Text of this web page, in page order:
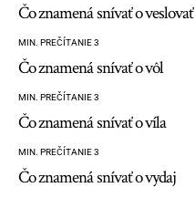
Čo znamená snívať o veslovať
MIN. PREČÍTANIE 3
Čo znamená snívať o vôl
MIN. PREČÍTANIE 3
Čo znamená snívať o víla
MIN. PREČÍTANIE 3
Čo znamená snívať o vydaj